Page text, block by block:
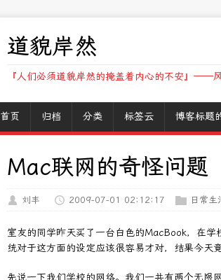
道貌岸然
『人们必须道貌岸然的掩盖着内心的不安』——
首页 归档 分类 标签云 博客标题
Mac联网的奇怪问题
刘丰 2009-07-01 02:12:17 日常生
室友的同学昨天买了一台白色的MacBook，在
统对于这方面的设定应该很容易才对，结果今天
先说一下我们学校的网络。我们一共有两个无限